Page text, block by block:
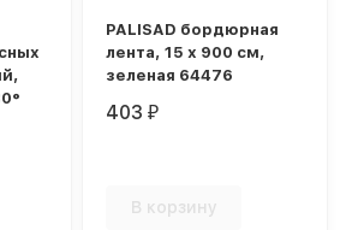
PALISAD бордюрная
лента, 15 х 900 см,
зеленая 64476
403₽
В корзину